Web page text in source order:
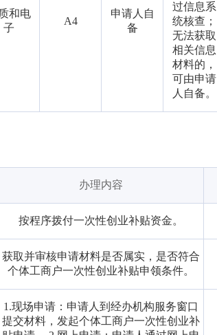
和电
子
A4
申请人自
备
过信息系
统核查；
无法获取
相关信息
材料的，
可由申请
人自备。
办理内容
按程序拨付一次性创业补贴资金。
获取并审核申请材料是否属实，是否符合
个体工商户一次性创业补贴申领条件。
1.现场申请：申请人到经办机构服务窗口
提交材料，发起个体工商户一次性创业补